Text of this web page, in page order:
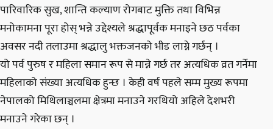
पारिवारिक सुख, शान्ति कल्याण रोगबाट मुक्ति तथा विभिन्न
मनोकामना पूरा होस् भन्ने उद्देश्यले श्रद्धापूर्वक मनाइने छठ पर्वका
अवसर नदी तलाउमा श्रद्धालु भक्तजनको भीड लाग्ने गर्छन् ।
यो पर्व पुरुष र महिला समान रूप से मान्ने गर्छ तर अत्यधिक व्रत गर्नेमा
महिलाको संख्या अत्यधिक हुन्छ । केही वर्ष पहले सम्म मुख्य रूपमा
नेपालको मिथिलाञ्चलमा क्षेत्रमा मनाउने गरथियो अहिले देशभरी
मनाउने गरेका छन् ।